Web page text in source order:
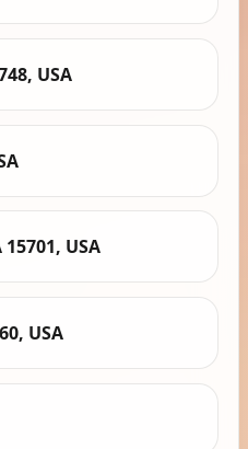
USA
USA
USA